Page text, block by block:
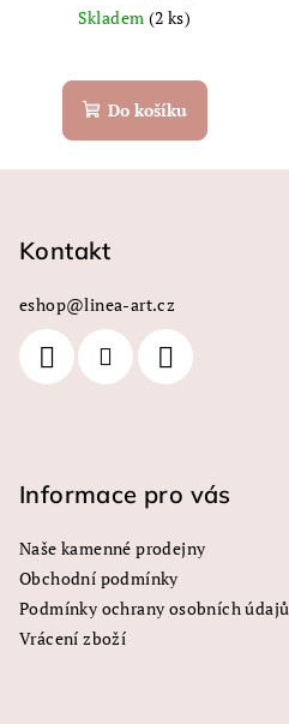
Skladem (2 ks)
Do košíku
Kontakt
eshop@linea-art.cz
Informace pro vás
Naše kamenné prodejny
Obchodní podmínky
Podmínky ochrany osobních údajů
Vrácení zboží